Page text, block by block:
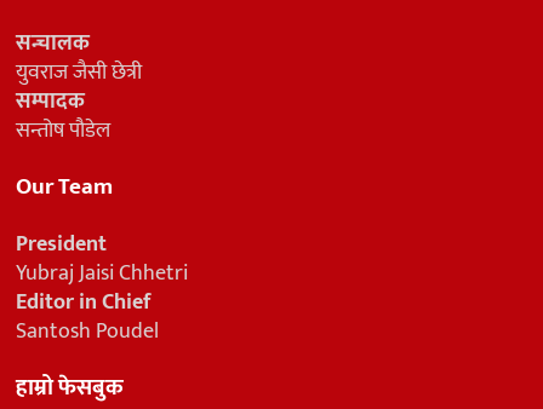
सन्चालक
युवराज जैसी छेत्री
सम्पादक
सन्तोष पौडेल
Our Team
President
Yubraj Jaisi Chhetri
Editor in Chief
Santosh Poudel
हाम्रो फेसबुक